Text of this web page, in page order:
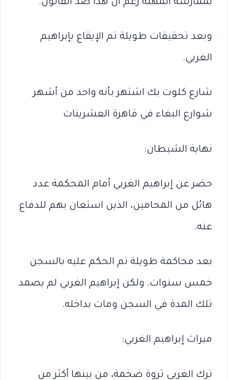
بممارسة المهنة رغم أن هذا ضد القانون.
وبعد تحقيقات طويلة تم الإيقاع بإبراهيم
الغربي.
شارع كلوت بك اشتهر بأنه واحد من أشهر
شوارع البغاء في قاهرة العشرينات
نهاية الشيطان:
حضر عن إبراهيم الغربي أمام المحكمة عدد
هائل من المحامين، الذين استعان بهم للدفاع
عنه.
بعد محاكمة طويلة تم الحكم عليه بالسجن
خمس سنوات. ولكن إبراهيم الغربي لم يصمد
تلك المدة في السجن ومات بداخله.
ميراث إبراهيم الغربي:
ترك الغربي ثروة ضخمة، من بينها أكثر من